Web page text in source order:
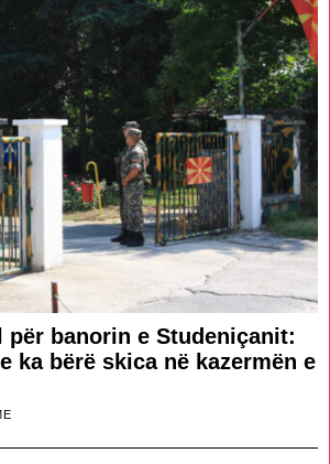
për banorin e Studeniçanit:
ka bërë skica në kazermën e